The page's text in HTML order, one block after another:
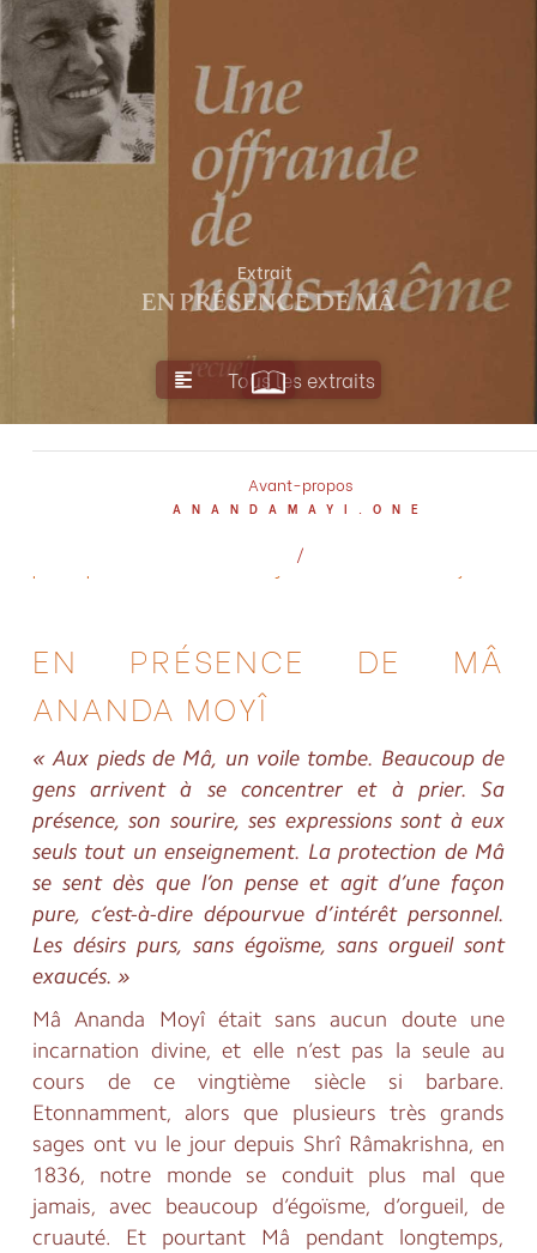
Extrait
En présence de Mâ
Tous les extraits
Avant-propos
ANANDAMAYI.ONE
/
quelques paroles de Mâ Ânanda Moyî extraites du livre traduit et
préfacé par Josette Herbert : L’enseignement de Mâ Ânanda Moyî
EN PRÉSENCE DE MÂ
ANANDA MOYÎ
« Aux pieds de Mâ, un voile tombe. Beaucoup de
gens arrivent à se concentrer et à prier. Sa
présence, son sourire, ses expressions sont à eux
seuls tout un enseignement. La protection de Mâ
se sent dès que l’on pense et agit d’une façon
pure, c’est-à-dire dépourvue d’intérêt personnel.
Les désirs purs, sans égoïsme, sans orgueil sont
exaucés. »
Mâ Ananda Moyî était sans aucun doute une
incarnation divine, et elle n’est pas la seule au
cours de ce vingtième siècle si barbare.
Etonnamment, alors que plusieurs très grands
sages ont vu le jour depuis Shrî Râmakrishna, en
1836, notre monde se conduit plus mal que
jamais, avec beaucoup d’égoïsme, d’orgueil, de
cruauté. Et pourtant Mâ pendant longtemps,